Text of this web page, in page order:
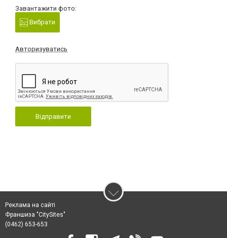
Завантажити фото:
Вибрати
Авторизуватись
Відправити
Реклама на сайті
Франшиза "CitySites"
(0462) 653-653